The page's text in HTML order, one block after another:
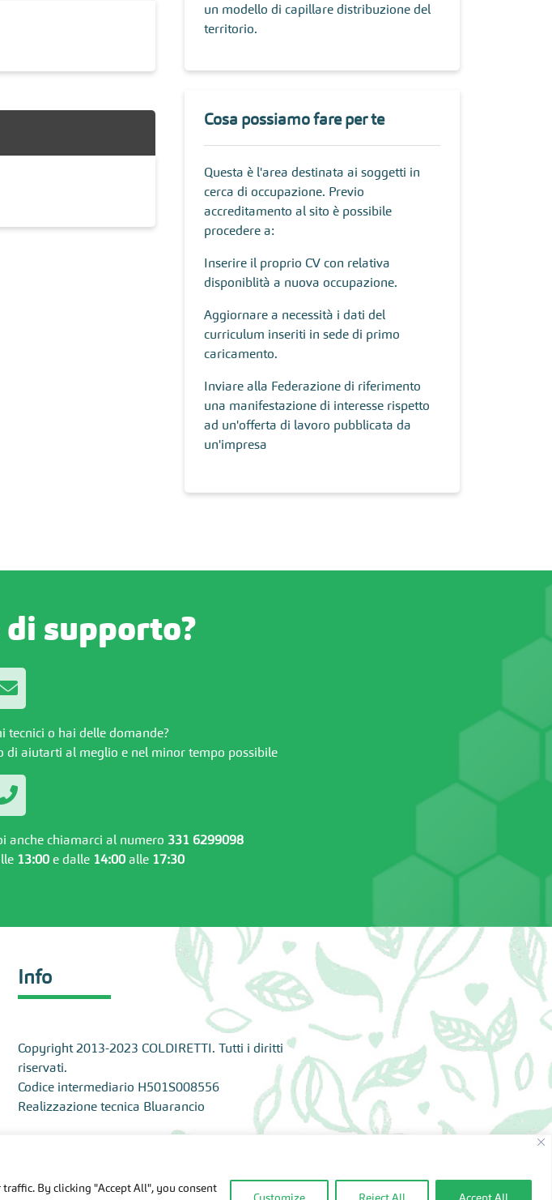
By clicking "Accept All", you consent
un modello di capillare distribuzione del
territorio.
Cosa possiamo fare per te
Questa è l'area destinata ai soggetti in
cerca di occupazione. Previo
accreditamento al sito è possibile
procedere a:
Inserire il proprio CV con relativa
disponiblità a nuova occupazione.
Aggiornare a necessità i dati del
curriculum inseriti in sede di primo
caricamento.
Inviare alla Federazione di riferimento
una manifestazione di interesse rispetto
ad un'offerta di lavoro pubblicata da
un'impresa
supporto?
tecnici o hai delle domande?
di aiutarti al meglio e nel minor tempo possibile
anche chiamarci al numero 331 6299098
13:00 e dalle 14:00 alle 17:30
Info
Copyright 2013-2023 COLDIRETTI. Tutti i diritti
riservati.
Codice intermediario H501S008556
Realizzazione tecnica Bluarancio